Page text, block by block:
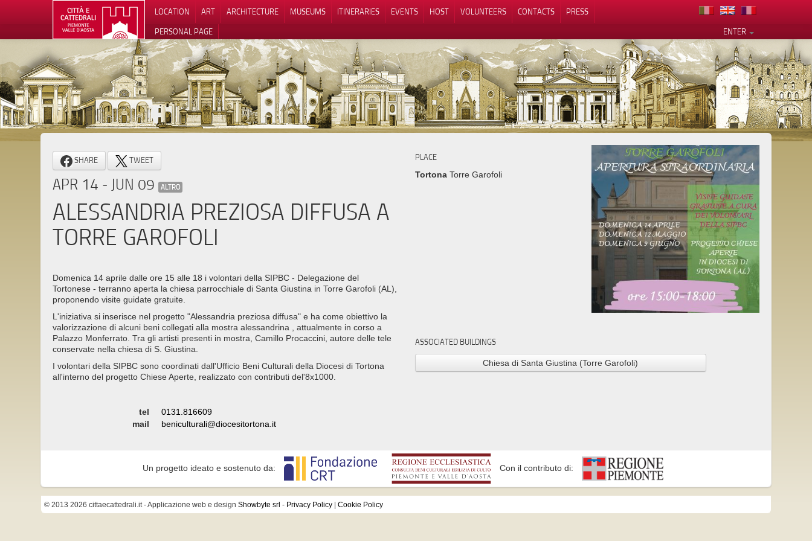
LOCATION ART ARCHITECTURE MUSEUMS ITINERARIES EVENTS HOST VOLUNTEERS CONTACTS
PRESS
ENTER
PERSONAL PAGE
SHARE TWEET
APR 14 - JUN 09 ALTRO
ALESSANDRIA PREZIOSA DIFFUSA A
TORRE GAROFOLI
Domenica 14 aprile dalle ore 15 alle 18 i volontari della SIPBC - Delegazione del
Tortonese - terranno aperta la chiesa parrocchiale di Santa Giustina in Torre Garofoli (AL),
proponendo visite guidate gratuite.
L'iniziativa si inserisce nel progetto "Alessandria preziosa diffusa" e ha come obiettivo la
valorizzazione di alcuni beni collegati alla mostra alessandrina , attualmente in corso a
Palazzo Monferrato. Tra gli artisti presenti in mostra, Camillo Procaccini, autore delle tele
conservate nella chiesa di S. Giustina.
I volontari della SIPBC sono coordinati dall'Ufficio Beni Culturali della Diocesi di Tortona
all'interno del progetto Chiese Aperte, realizzato con contributi del'8x1000.
tel
0131.816609
mail
beniculturali@diocesitortona.it
PLACE
TortonaTorre Garofoli
ASSOCIATED BUILDINGS
Chiesa di Santa Giustina (Torre Garofoli)
Un progetto ideato e sostenuto da: Con il contributo di:
© 2013 2026 cittaecattedrali.it - Applicazione web e design Showbyte srl - Privacy Policy | Cookie Policy
Your Privacy Choices